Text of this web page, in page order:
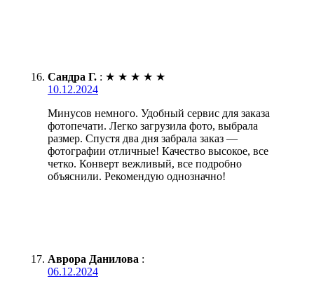
Сандра Г. : ★ ★ ★ ★ ★
10.12.2024
Минусов немного. Удобный сервис для заказа
фотопечати. Легко загрузила фото, выбрала
размер. Спустя два дня забрала заказ —
фотографии отличные! Качество высокое, все
четко. Конверт вежливый, все подробно
объяснили. Рекомендую однозначно!
Аврора Данилова :
06.12.2024